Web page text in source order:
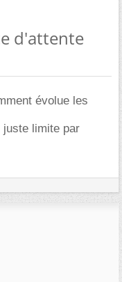
d'attente
évolue les
limite par